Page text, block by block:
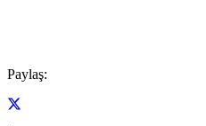
Paylaş: